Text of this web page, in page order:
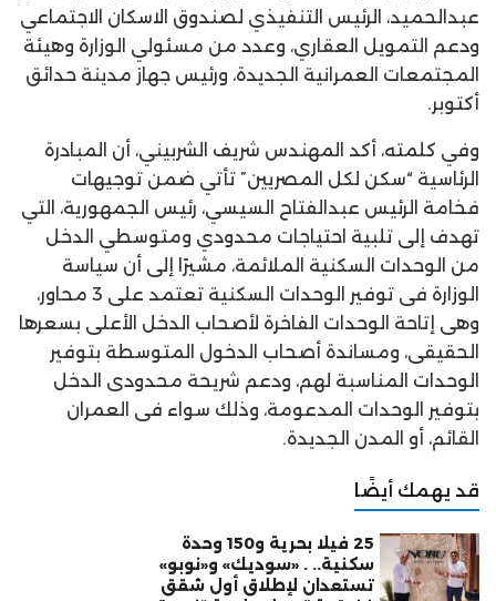
عبدالحميد، الرئيس التنفيذي لصندوق الاسكان الاجتماعي
ودعم التمويل العقاري، وعدد من مسئولي الوزارة وهيئة
المجتمعات العمرانية الجديدة، ورئيس جهاز مدينة حدائق
أكتوبر.
وفي كلمته، أكد المهندس شريف الشربيني، أن المبادرة
الرئاسية “سكن لكل المصريين” تأتي ضمن توجيهات
فخامة الرئيس عبدالفتاح السيسي، رئيس الجمهورية، التي
تهدف إلى تلبية احتياجات محدودي ومتوسطي الدخل
من الوحدات السكنية الملائمة، مشيرًا إلى أن سياسة
الوزارة فى توفير الوحدات السكنية تعتمد على 3 محاور،
وهى إتاحة الوحدات الفاخرة لأصحاب الدخل الأعلى بسعرها
الحقيقى، ومساندة أصحاب الدخول المتوسطة بتوفير
الوحدات المناسبة لهم، ودعم شريحة محدودى الدخل
بتوفير الوحدات المدعومة، وذلك سواء فى العمران
القائم، أو المدن الجديدة.
قد يهمك أيضًا
25 فيلا بحرية و150 وحدة
سكنية.. . «سوديك» و«نوبو»
تستعدان لإطلاق أول شقق